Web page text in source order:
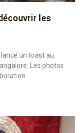
les
lancé un toast au
Les photos